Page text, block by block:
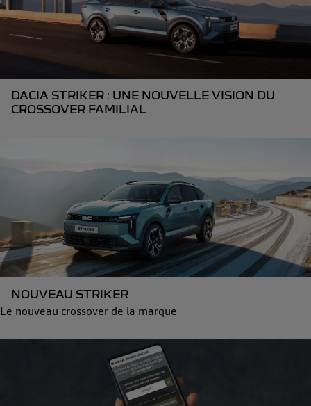
DACIA STRIKER : UNE NOUVELLE VISION DU
CROSSOVER FAMILIAL
NOUVEAU STRIKER
Le nouveau crossover de la marque